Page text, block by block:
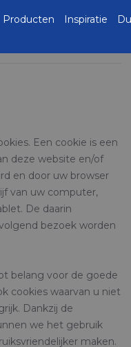
Een cookie is een
deze website en/of
en door uw browser
van uw computer,
De daarin
bezoek worden
belang voor de goede
cookies waarvan u niet
Dankzij de
we het gebruik
maken.
Producten Inspiratie